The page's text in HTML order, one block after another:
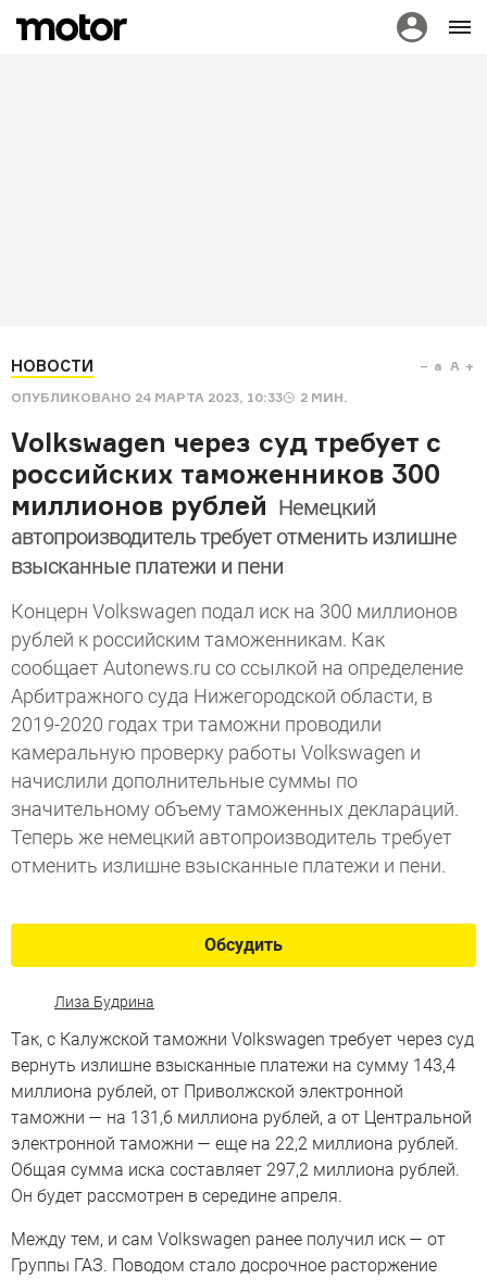
НОВОСТИ
ОПУБЛИКОВАНО 24 МАРТА 2023, 10:33 2 МИН.
a A
Volkswagen через суд требует с
российских таможенников 300
миллионов рублей Немецкий
автопроизводитель требует отменить излишне
взысканные платежи и пени
Концерн Volkswagen подал иск на 300 миллионов
рублей к российским таможенникам. Как
сообщает Autonews.ru со ссылкой на определение
Арбитражного суда Нижегородской области, в
2019-2020 годах три таможни проводили
камеральную проверку работы Volkswagen и
начислили дополнительные суммы по
значительному объему таможенных деклараций.
Теперь же немецкий автопроизводитель требует
отменить излишне взысканные платежи и пени.
Обсудить
Лиза Будрина
Так, с Калужской таможни Volkswagen требует через суд
вернуть излишне взысканные платежи на сумму 143,4
миллиона рублей, от Приволжской электронной
таможни — на 131,6 миллиона рублей, а от Центральной
электронной таможни — еще на 22,2 миллиона рублей.
Общая сумма иска составляет 297,2 миллиона рублей.
Он будет рассмотрен в середине апреля.
Между тем, и сам Volkswagen ранее получил иск — от
Группы ГАЗ. Поводом стало досрочное расторжение